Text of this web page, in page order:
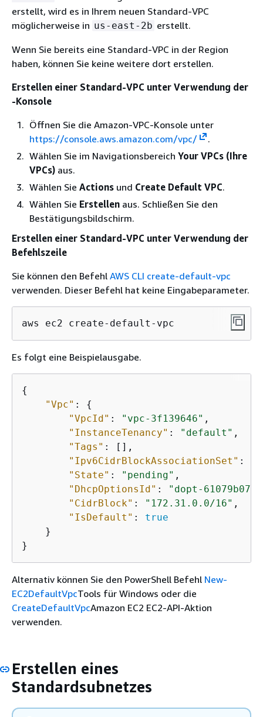
erstellt, wird es in Ihrem neuen Standard-VPC
möglicherweise in us-east-2b erstellt.
Wenn Sie bereits eine Standard-VPC in der Region
haben, können Sie keine weitere dort erstellen.
Erstellen einer Standard-VPC unter Verwendung der
-Konsole
Öffnen Sie die Amazon-VPC-Konsole unter
https://console.aws.amazon.com/vpc/
.
Wählen Sie im Navigationsbereich Your VPCs (Ihre
VPCs) aus.
Wählen Sie Actions und Create Default VPC.
Wählen Sie Erstellen aus. Schließen Sie den
Bestätigungsbildschirm.
Erstellen einer Standard-VPC unter Verwendung der
Befehlszeile
Sie können den Befehl AWS CLI create-default-vpc
verwenden. Dieser Befehl hat keine Eingabeparameter.
aws ec2 create-default-vpc
Es folgt eine Beispielausgabe.
{
"Vpc" : {
"VpcId" : "vpc-3f139646" ,
"InstanceTenancy" : "default" ,
"Tags" : [],
"Ipv6CidrBlockAssociationSet" :
"State" : "pending" ,
"DhcpOptionsId" : "dopt-61079b07"
"CidrBlock" : "172.31.0.0/16" ,
"IsDefault" : true
    }
}
Alternativ können Sie den PowerShell Befehl New-
EC2DefaultVpcTools für Windows oder die
CreateDefaultVpcAmazon EC2 EC2-API-Aktion
verwenden.
Erstellen eines
Standardsubnetzes